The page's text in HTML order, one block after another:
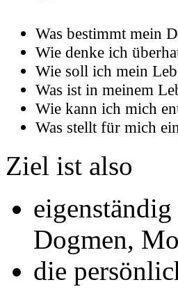
Was bestimmt mein
Wie denke ich
Wie soll ich mein
Was ist in meinem
Wie kann ich mich
Was stellt für mich
Ziel ist also
Dogmen,
die